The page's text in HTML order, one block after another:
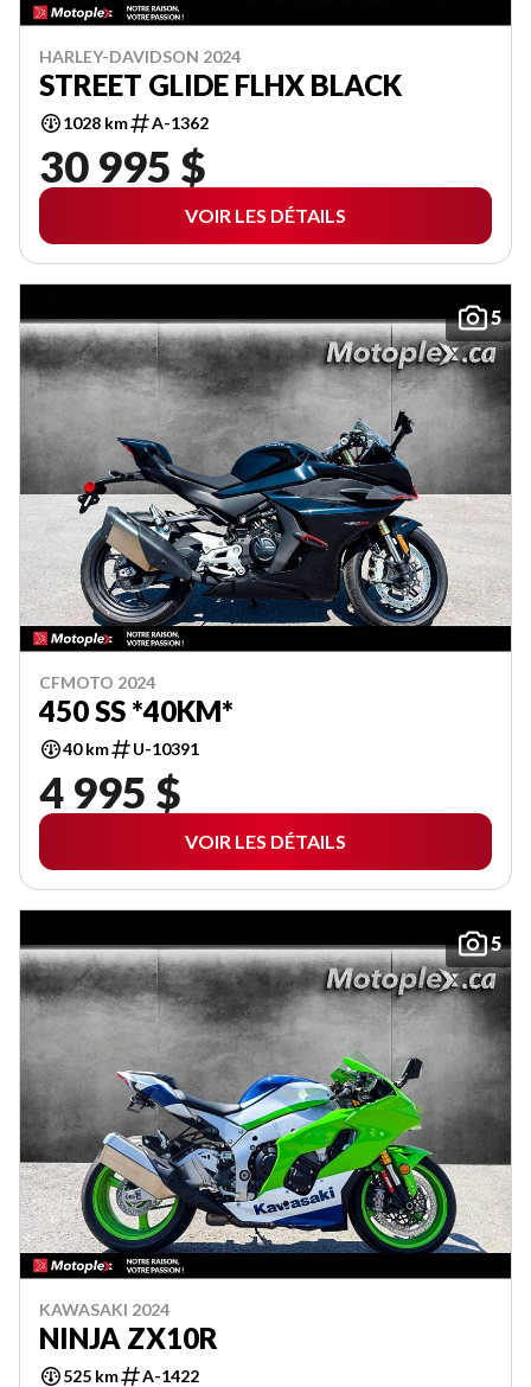
HARLEY-DAVIDSON 2024
STREET GLIDE FLHX BLACK
1028 km A-1362
30 995 $
VOIR LES DÉTAILS
5
CFMOTO 2024
450 SS *40KM*
40 km U-10391
4 995 $
VOIR LES DÉTAILS
5
KAWASAKI 2024
NINJA ZX10R
525 km A-1422